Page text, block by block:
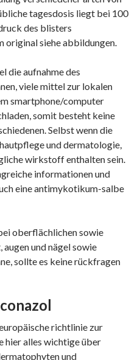
tagesdosis liegt bei 100
des blisters
original siehe abbildungen.
die aufnahme des
viele mittel zur lokalen
smartphone/computer
somit besteht keine
Selbst wenn die
und dermatologie,
wirkstoff enthalten sein.
informationen und
eine antimykotikum-salbe
oberflächlichen sowie
und nägel sowie
sollte es keine rückfragen
richtlinie zur
hier alles wichtige über
und